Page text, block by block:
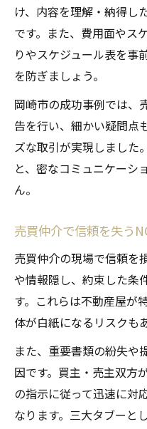
け、内容を理解・納得し
です。また、費用面やス
りやスケジュール表を事
を防ぎましょう。
岡崎市の成功事例では、
告を行い、細かい疑問点
ズな取引が実現しました
と、密なコミュニケーシ
ん。
売買仲介で信頼を失う
売買仲介の現場で信頼を
や情報隠し、約束した条
す。これらは不動産屋が
体が白紙になるリスクも
また、重要書類の紛失や
因です。買主・売主双方
の指示に従って迅速に対
なります。三大タブーと